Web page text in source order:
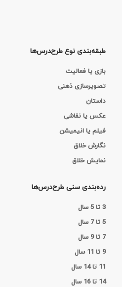
طبقه‌بندی نوع طرح‌درس‌ها
بازی یا فعالیت
تصویرسازی ذهنی
داستان
عکس یا نقاشی
فیلم یا انیمیشن
نگارش خلاق
نمایش خلاق
رده‌بندی سنی طرح‌درس‌ها
3 تا 5 سال
5 تا 7 سال
7 تا 9 سال
9 تا 11 سال
11 تا 14 سال
14 تا 16 سال